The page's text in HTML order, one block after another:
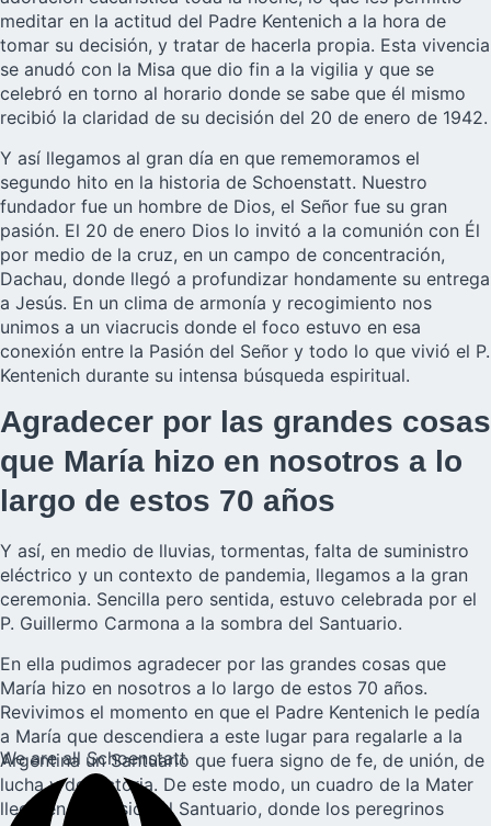
meditar en la actitud del Padre Kentenich a la hora de
tomar su decisión, y tratar de hacerla propia. Esta vivencia
se anudó con la Misa que dio fin a la vigilia y que se
celebró en torno al horario donde se sabe que él mismo
recibió la claridad de su decisión del 20 de enero de 1942.
Y así llegamos al gran día en que rememoramos el
segundo hito en la historia de Schoenstatt. Nuestro
fundador fue un hombre de Dios, el Señor fue su gran
pasión. El 20 de enero Dios lo invitó a la comunión con Él
por medio de la cruz, en un campo de concentración,
Dachau, donde llegó a profundizar hondamente su entrega
a Jesús. En un clima de armonía y recogimiento nos
unimos a un viacrucis donde el foco estuvo en esa
conexión entre la Pasión del Señor y todo lo que vivió el P.
Kentenich durante su intensa búsqueda espiritual.
Agradecer por las grandes cosas
que María hizo en nosotros a lo
largo de estos 70 años
Y así, en medio de lluvias, tormentas, falta de suministro
eléctrico y un contexto de pandemia, llegamos a la gran
ceremonia. Sencilla pero sentida, estuvo celebrada por el
P. Guillermo Carmona a la sombra del Santuario.
En ella pudimos agradecer por las grandes cosas que
María hizo en nosotros a lo largo de estos 70 años.
Revivimos el momento en que el Padre Kentenich le pedía
a María que descendiera a este lugar para regalarle a la
Argentina un Santuario que fuera signo de fe, de unión, de
lucha y de victoria. De este modo, un cuadro de la Mater
llegó en procesión al Santuario, donde los peregrinos
We are all Schoenstatt